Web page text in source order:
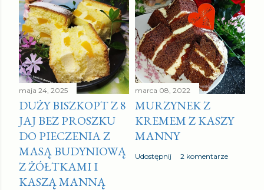
maja 24, 2025
DUŻY BISZKOPT Z 8
JAJ BEZ PROSZKU
DO PIECZENIA Z
MASĄ BUDYNIOWĄ
Z ŻÓŁTKAMI I
KASZĄ MANNĄ
marca 08, 2022
MURZYNEK Z
KREMEM Z KASZY
MANNY
Udostępnij 2 komentarze